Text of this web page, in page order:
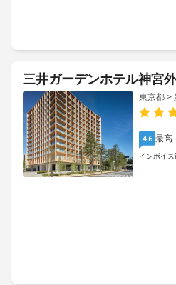
三井ガーデンホテル神宮
東京都 >
4.6 最高
インボイ